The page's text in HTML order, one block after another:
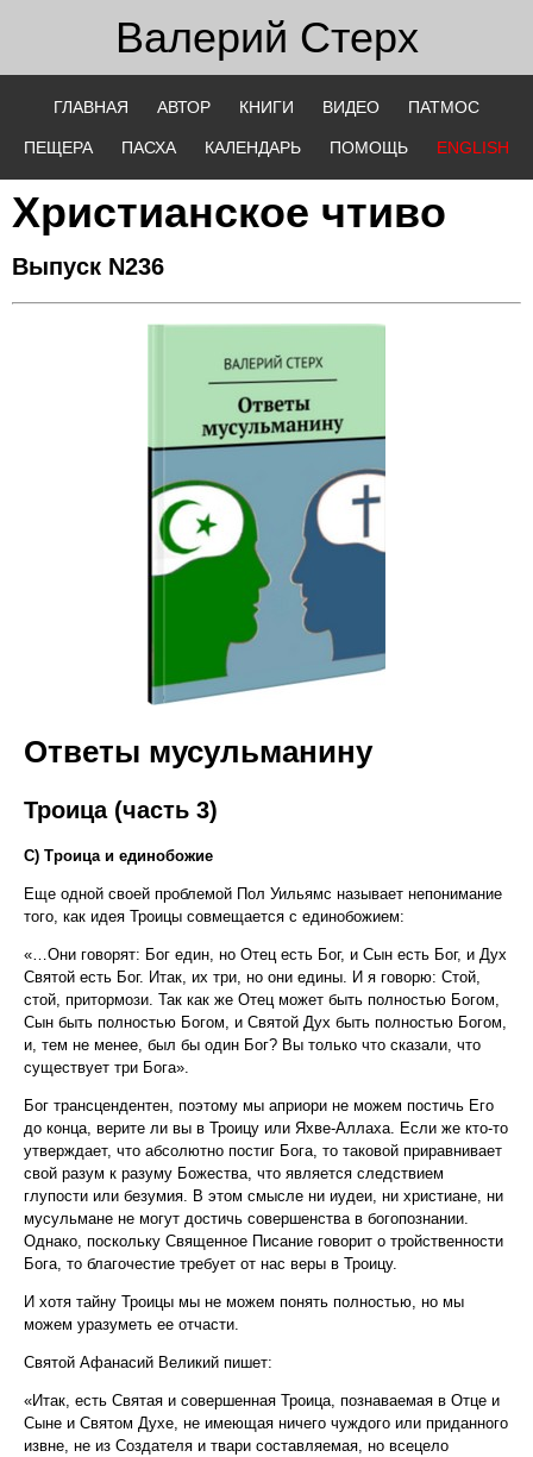
Валерий Стерх
ГЛАВНАЯ АВТОР КНИГИ ВИДЕО ПАТМОС
ПЕЩЕРА ПАСХА КАЛЕНДАРЬ ПОМОЩЬ ENGLISH
Христианское чтиво
Выпуск N236
Ответы мусульманину
Троица (часть 3)
C) Троица и единобожие
Еще одной своей проблемой Пол Уильямс называет непонимание
того, как идея Троицы совмещается с единобожием:
«…Они говорят: Бог един, но Отец есть Бог, и Сын есть Бог, и Дух
Святой есть Бог. Итак, их три, но они едины. И я говорю: Стой,
стой, притормози. Так как же Отец может быть полностью Богом,
Сын быть полностью Богом, и Святой Дух быть полностью Богом,
и, тем не менее, был бы один Бог? Вы только что сказали, что
существует три Бога».
Бог трансцендентен, поэтому мы априори не можем постичь Его
до конца, верите ли вы в Троицу или Яхве-Аллаха. Если же кто-то
утверждает, что абсолютно постиг Бога, то таковой приравнивает
свой разум к разуму Божества, что является следствием
глупости или безумия. В этом смысле ни иудеи, ни христиане, ни
мусульмане не могут достичь совершенства в богопознании.
Однако, поскольку Священное Писание говорит о тройственности
Бога, то благочестие требует от нас веры в Троицу.
И хотя тайну Троицы мы не можем понять полностью, но мы
можем уразуметь ее отчасти.
Святой Афанасий Великий пишет:
«Итак, есть Святая и совершенная Троица, познаваемая в Отце и
Сыне и Святом Духе, не имеющая ничего чуждого или приданного
извне, не из Создателя и твари составляемая, но всецело